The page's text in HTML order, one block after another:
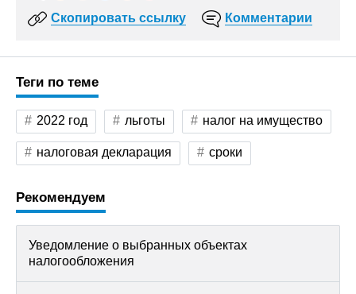
Скопировать ссылку Комментарии
Теги по теме
2022 год льготы налог на имущество
налоговая декларация сроки
Рекомендуем
Уведомление о выбранных объектах
налогообложения